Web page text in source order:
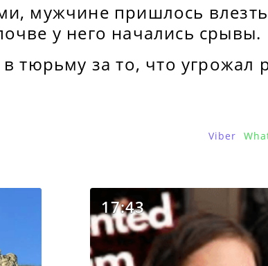
мужчине пришлось
у него начались срывы.
тюрьму за то, что угрожал
Viber
17:43